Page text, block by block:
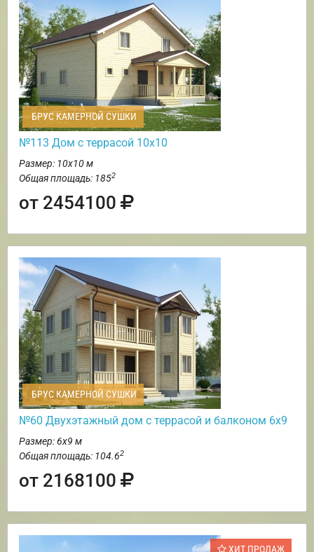
БРУС КАМЕРНОЙ СУШКИ
№113 Дом с террасой 10х10
Размер: 10х10 м
Общая площадь: 1852
от 2454100
БРУС КАМЕРНОЙ СУШКИ
№60 Двухэтажный дом с террасой и балконом 6х9
Размер: 6х9 м
Общая площадь: 104.62
от 2168100
ХИТ ПРОДАЖ